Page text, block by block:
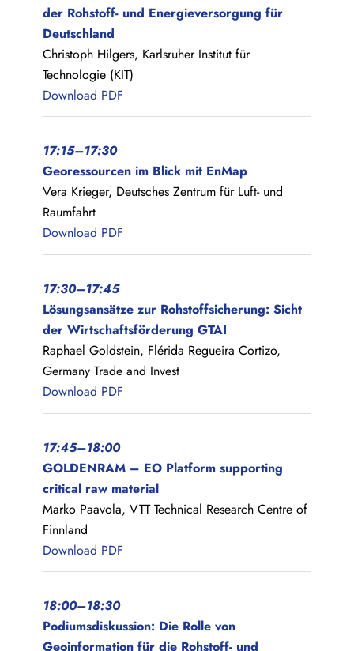
der Rohstoff- und Energieversorgung für
Deutschland
Christoph Hilgers, Karlsruher Institut für
Technologie (KIT)
Download PDF
17:15–17:30
Georessourcen im Blick mit EnMap
Vera Krieger, Deutsches Zentrum für Luft- und
Raumfahrt
Download PDF
17:30–17:45
Lösungsansätze zur Rohstoffsicherung: Sicht
der Wirtschaftsförderung GTAI
Raphael Goldstein, Flérida Regueira Cortizo,
Germany Trade and Invest
Download PDF
17:45–18:00
GOLDENRAM – EO Platform supporting
critical raw material
Marko Paavola, VTT Technical Research Centre of
Finnland
Download PDF
18:00–18:30
Podiumsdiskussion: Die Rolle von
Geoinformation für die Rohstoff- und